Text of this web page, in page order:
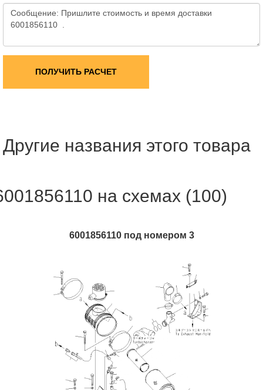
ПОЛУЧИТЬ РАСЧЕТ
Другие названия этого товара
на схемах (100)
6001856110 под номером 3